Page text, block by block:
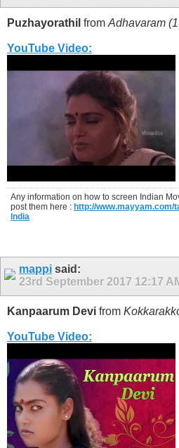
Puzhayorathil from Adhavaram
YouTube Video:
Any information on how to screen Indian
post them here : http://www.mayyam.com/
India
mappi said:
23rd September 2017 12:17
Kanpaarum Devi from
YouTube Video: